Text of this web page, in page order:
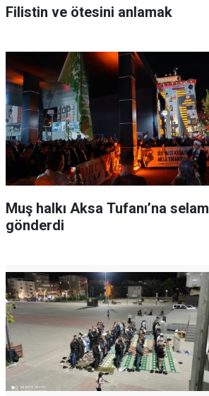
Filistin ve ötesini anlamak
Muş halkı Aksa Tufanı’na selam
gönderdi